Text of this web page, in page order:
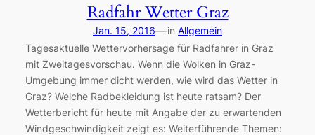
Radfahr Wetter Graz
Jan. 15, 2016—in Allgemein
Tagesaktuelle Wettervorhersage für Radfahrer in Graz
mit Zweitagesvorschau. Wenn die Wolken in Graz-
Umgebung immer dicht werden, wie wird das Wetter in
Graz? Welche Radbekleidung ist heute ratsam? Der
Wetterbericht für heute mit Angabe der zu erwartenden
Windgeschwindigkeit zeigt es: Weiterführende Themen: